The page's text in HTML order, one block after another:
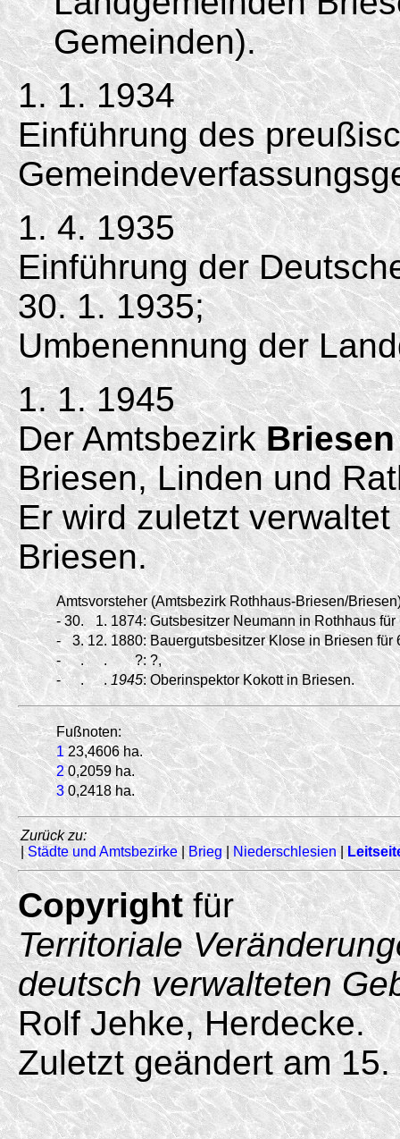
Gemeinden).
1. 1. 1934
Einführung des
1. 4. 1935
Einführung der
30. 1. 1935;
Umbenennung der
1. 1. 1945
Der AmtsbezirkBriesen
Briesen, Linden und
Er wird zuletzt
Briesen.
Amtsvorsteher (Amtsbezirk Rothhaus-Briesen/
- 30. 1. 1874: Gutsbesitzer Neumann in Rothhaus für
-
3. 12. 1880: Bauergutsbesitzer Klose in Briesen für
-
. . ?: ?,
-
. . 1945: Oberinspektor Kokott in Briesen.
Fußnoten:
1 23,4606 ha.
2 0,2059 ha.
3 0,2418 ha.
Zurück zu:
|Städte und Amtsbezirke|Brieg Niederschlesien
Copyrightfür
Territoriale
deutsch verwalteten
Rolf Jehke, Herdecke.
Zuletzt geändert am 15.